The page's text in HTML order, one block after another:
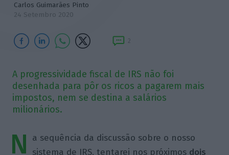
Carlos Guimarães Pinto
24 Setembro 2020
2
A progressividade fiscal de IRS não foi
desenhada para pôr os ricos a pagarem mais
impostos, nem se destina a salários
milionários.
N
a sequência da discussão sobre o nosso
sistema de IRS, tentarei nos próximos dois